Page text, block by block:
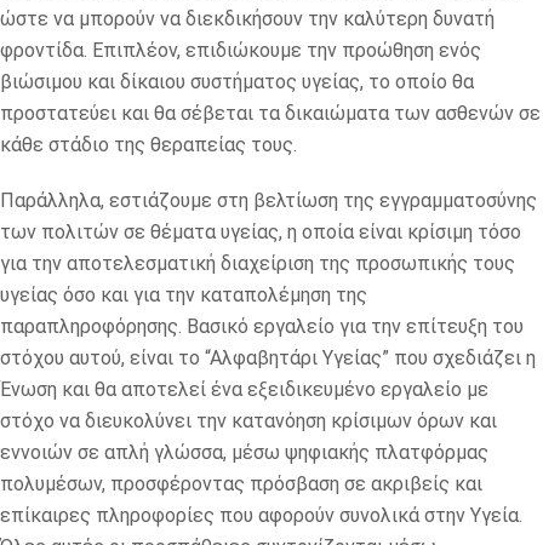
ώστε να μπορούν να διεκδικήσουν την καλύτερη δυνατή
φροντίδα. Επιπλέον, επιδιώκουμε την προώθηση ενός
βιώσιμου και δίκαιου συστήματος υγείας, το οποίο θα
προστατεύει και θα σέβεται τα δικαιώματα των ασθενών σε
κάθε στάδιο της θεραπείας τους.
Παράλληλα, εστιάζουμε στη βελτίωση της εγγραμματοσύνης
των πολιτών σε θέματα υγείας, η οποία είναι κρίσιμη τόσο
για την αποτελεσματική διαχείριση της προσωπικής τους
υγείας όσο και για την καταπολέμηση της
παραπληροφόρησης. Βασικό εργαλείο για την επίτευξη του
στόχου αυτού, είναι το “Αλφαβητάρι Υγείας” που σχεδιάζει η
Ένωση και θα αποτελεί ένα εξειδικευμένο εργαλείο με
στόχο να διευκολύνει την κατανόηση κρίσιμων όρων και
εννοιών σε απλή γλώσσα, μέσω ψηφιακής πλατφόρμας
πολυμέσων, προσφέροντας πρόσβαση σε ακριβείς και
επίκαιρες πληροφορίες που αφορούν συνολικά στην Υγεία.